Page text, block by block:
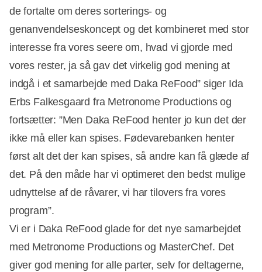
de fortalte om deres sorterings- og
genanvendelseskoncept og det kombineret med stor
interesse fra vores seere om, hvad vi gjorde med
vores rester, ja så gav det virkelig god mening at
indgå i et samarbejde med Daka ReFood” siger Ida
Erbs Falkesgaard fra Metronome Productions og
fortsætter: ”Men Daka ReFood henter jo kun det der
ikke må eller kan spises. Fødevarebanken henter
først alt det der kan spises, så andre kan få glæde af
det. På den måde har vi optimeret den bedst mulige
udnyttelse af de råvarer, vi har tilovers fra vores
program”.
Vi er i Daka ReFood glade for det nye samarbejdet
med Metronome Productions og MasterChef. Det
giver god mening for alle parter, selv for deltagerne,